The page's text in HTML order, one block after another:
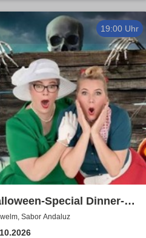
19:00 Uhr
Special Dinner-
| Ein Herz und eine
Sabor Andaluz